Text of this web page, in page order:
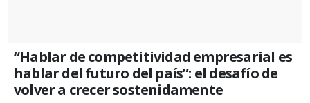
“Hablar de competitividad empresarial es
hablar del futuro del país”: el desafío de
volver a crecer sostenidamente